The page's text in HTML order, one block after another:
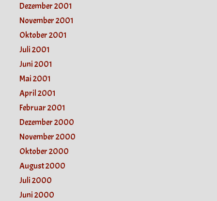
Dezember 2001
November 2001
Oktober 2001
Juli 2001
Juni 2001
Mai 2001
April 2001
Februar 2001
Dezember 2000
November 2000
Oktober 2000
August 2000
Juli 2000
Juni 2000